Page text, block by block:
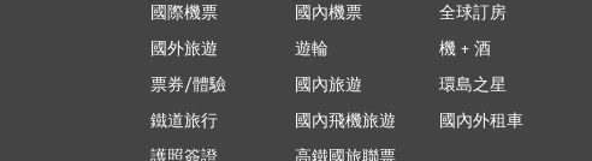
國際機票 國內機票
全球訂房
國外旅遊
遊輪
機 + 酒
票券/體驗
國內旅遊
環島之星
鐵道旅行
國內飛機旅遊
國內外租車
護照簽證
高鐵國旅聯票